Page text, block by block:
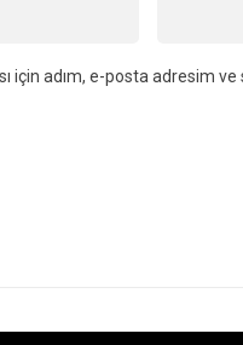
için adım, e-posta adresim